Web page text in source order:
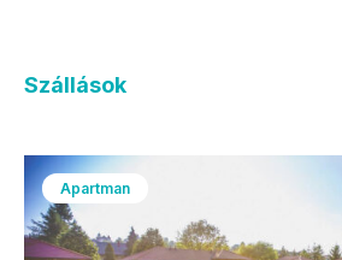
Szállások
Apartman